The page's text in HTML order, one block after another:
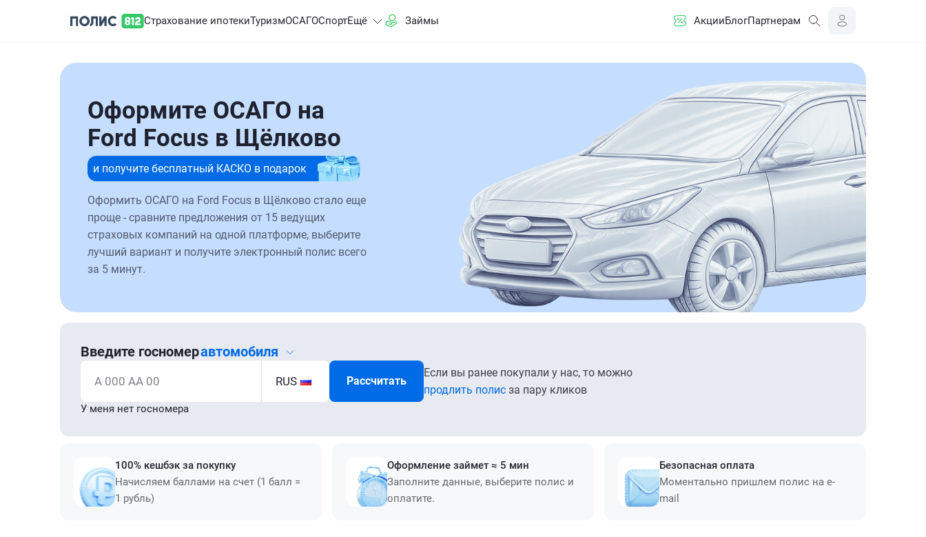
Страхование ипотекиТуризмОСАГОСпортЕщё Займы АкцииБлогПартнерам
Оформите ОСАГО на
Ford Focus в Щёлково
и получите бесплатный КАСКО в подарок
Оформить ОСАГО на Ford Focus в Щёлково стало еще
проще - сравните предложения от 15 ведущих
страховых компаний на одной платформе, выберите
лучший вариант и получите электронный полис всего
за 5 минут.
Введите госномеравтомобиля
А 000 АА 00 RUS Рассчитать
Если вы ранее покупали у нас, то можно
продлить полис за пару кликов
У меня нет госномера
100% кешбэк за покупку
Начисляем баллами на счет (1 балл =
1 рубль)
Оформление займет ≈ 5 мин
Заполните данные, выберите полис и
оплатите.
Безопасная оплата
Моментально пришлем полис на e-
mail